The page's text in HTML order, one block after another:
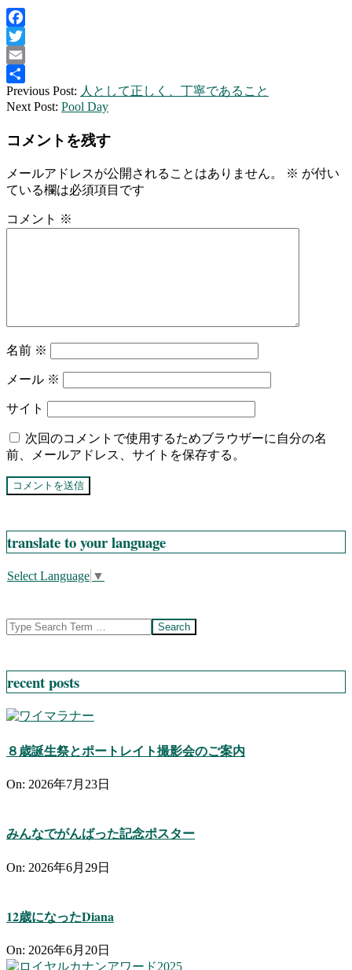
Facebook
Twitter
Email
共
有
2017-
07-
Previous Post: 人として正しく、丁寧であること
Next Post: Pool Day
コメントを残す
メールアドレスが公開されることはありません。 ※ が付い
ている欄は必須項目です
コメント ※
名前 ※
メール ※
サイト
次回のコメントで使用するためブラウザーに自分の名
前、メールアドレス、サイトを保存する。
translate to your language
Select Language ▼
Search
recent posts
８歳誕生祭とポートレイト撮影会のご案内
On: 2026年7月23日
みんなでがんばった記念ポスター
On: 2026年6月29日
12歳になったDiana
On: 2026年6月20日